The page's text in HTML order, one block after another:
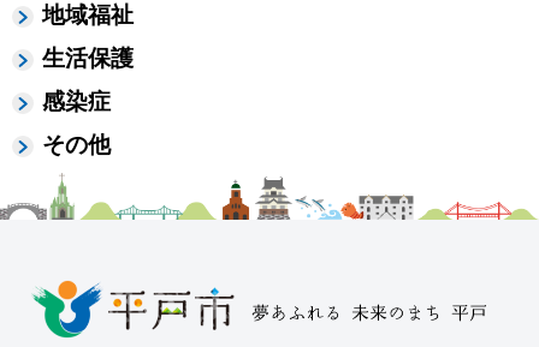
地域福祉
生活保護
感染症
その他